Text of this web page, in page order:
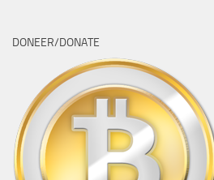
DONEER/DONATE